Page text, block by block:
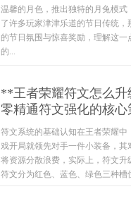
温馨的月色，推出独特的月兔模
了许多玩家津津乐道的节日传统
的节日氛围与惊喜奖励，理解这
的...
**王者荣耀符文怎么
零精通符文强化的核
符文系统的基础认知在王者荣耀
戏开局就领先对手一件小装备，
将资源分散浪费，实际上，符文
符文分为红色、蓝色、绿色三种